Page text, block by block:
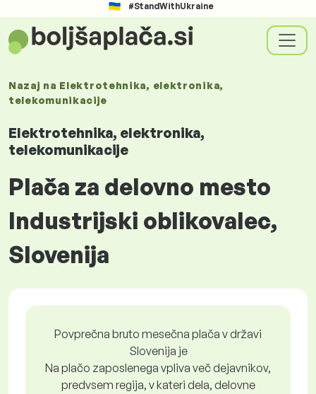
#StandWithUkraine
Nazaj na Elektrotehnika, elektronika,
telekomunikacije
Elektrotehnika, elektronika,
telekomunikacije
Plača za delovno mesto
Industrijski oblikovalec,
Slovenija
Povprečna bruto mesečna plača v državi
Slovenija je
Na plačo zaposlenega vpliva več dejavnikov,
predvsem regija, v kateri dela, delovne